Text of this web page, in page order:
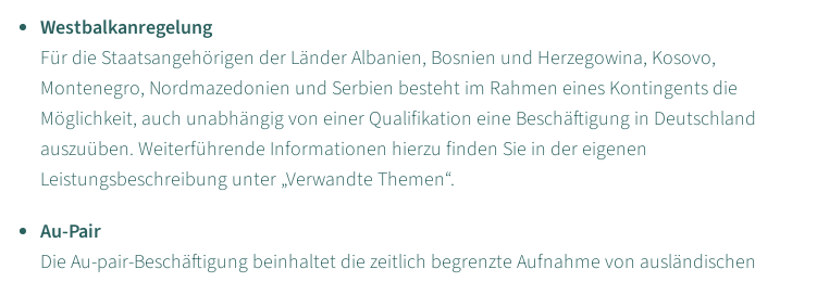
Westbalkanregelung
Für die Staatsangehörigen der Länder Albanien, Bosnien und Herzegowina, Kosovo,
Montenegro, Nordmazedonien und Serbien besteht im Rahmen eines Kontingents die
Möglichkeit, auch unabhängig von einer Qualifikation eine Beschäftigung in Deutschland
auszuüben. Weiterführende Informationen hierzu finden Sie in der eigenen
Leistungsbeschreibung unter „Verwandte Themen“.
Au-Pair
Die Au-pair-Beschäftigung beinhaltet die zeitlich begrenzte Aufnahme von ausländischen